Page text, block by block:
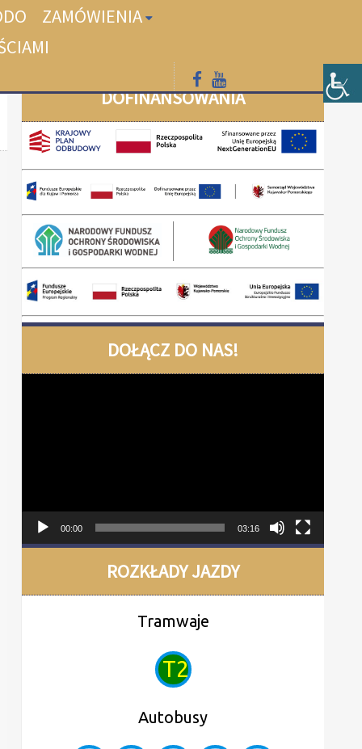
ZAMÓWIENIA
DOFINANSOWANIA
DOŁĄCZ DO NAS!
00:00 03:16
ROZKŁADY JAZDY
Tramwaje
T2
Autobusy